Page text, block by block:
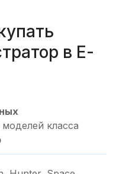
в Е-
моделей класса